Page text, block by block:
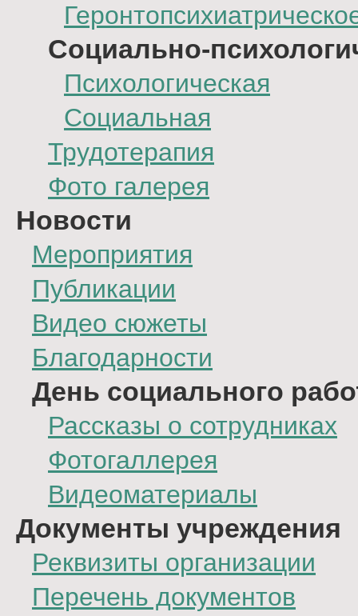
Социально-
Психологическая
Социальная
Трудотерапия
Фото галерея
Новости
Мероприятия
Публикации
Видео сюжеты
Благодарности
День социального
Рассказы о сотрудниках
Фотогаллерея
Видеоматериалы
Документы учреждения
Реквизиты организации
Перечень документов